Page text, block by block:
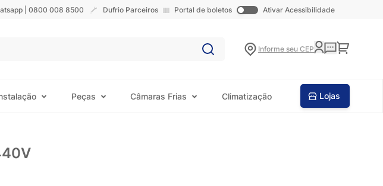
| 0800 008 8500 Dufrio Parceiros Portal de boletos Ativar Acessibilidade
Informe seu CEP Carrinho
Peças Câmaras Frias Climatização Lojas